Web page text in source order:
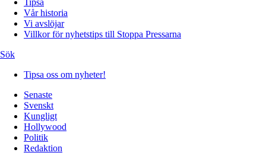
Tipsa
Vår historia
Vi avslöjar
Villkor för nyhetstips till Stoppa Pressarna
Sök
Tipsa oss om nyheter!
Senaste
Svenskt
Kungligt
Hollywood
Politik
Redaktion